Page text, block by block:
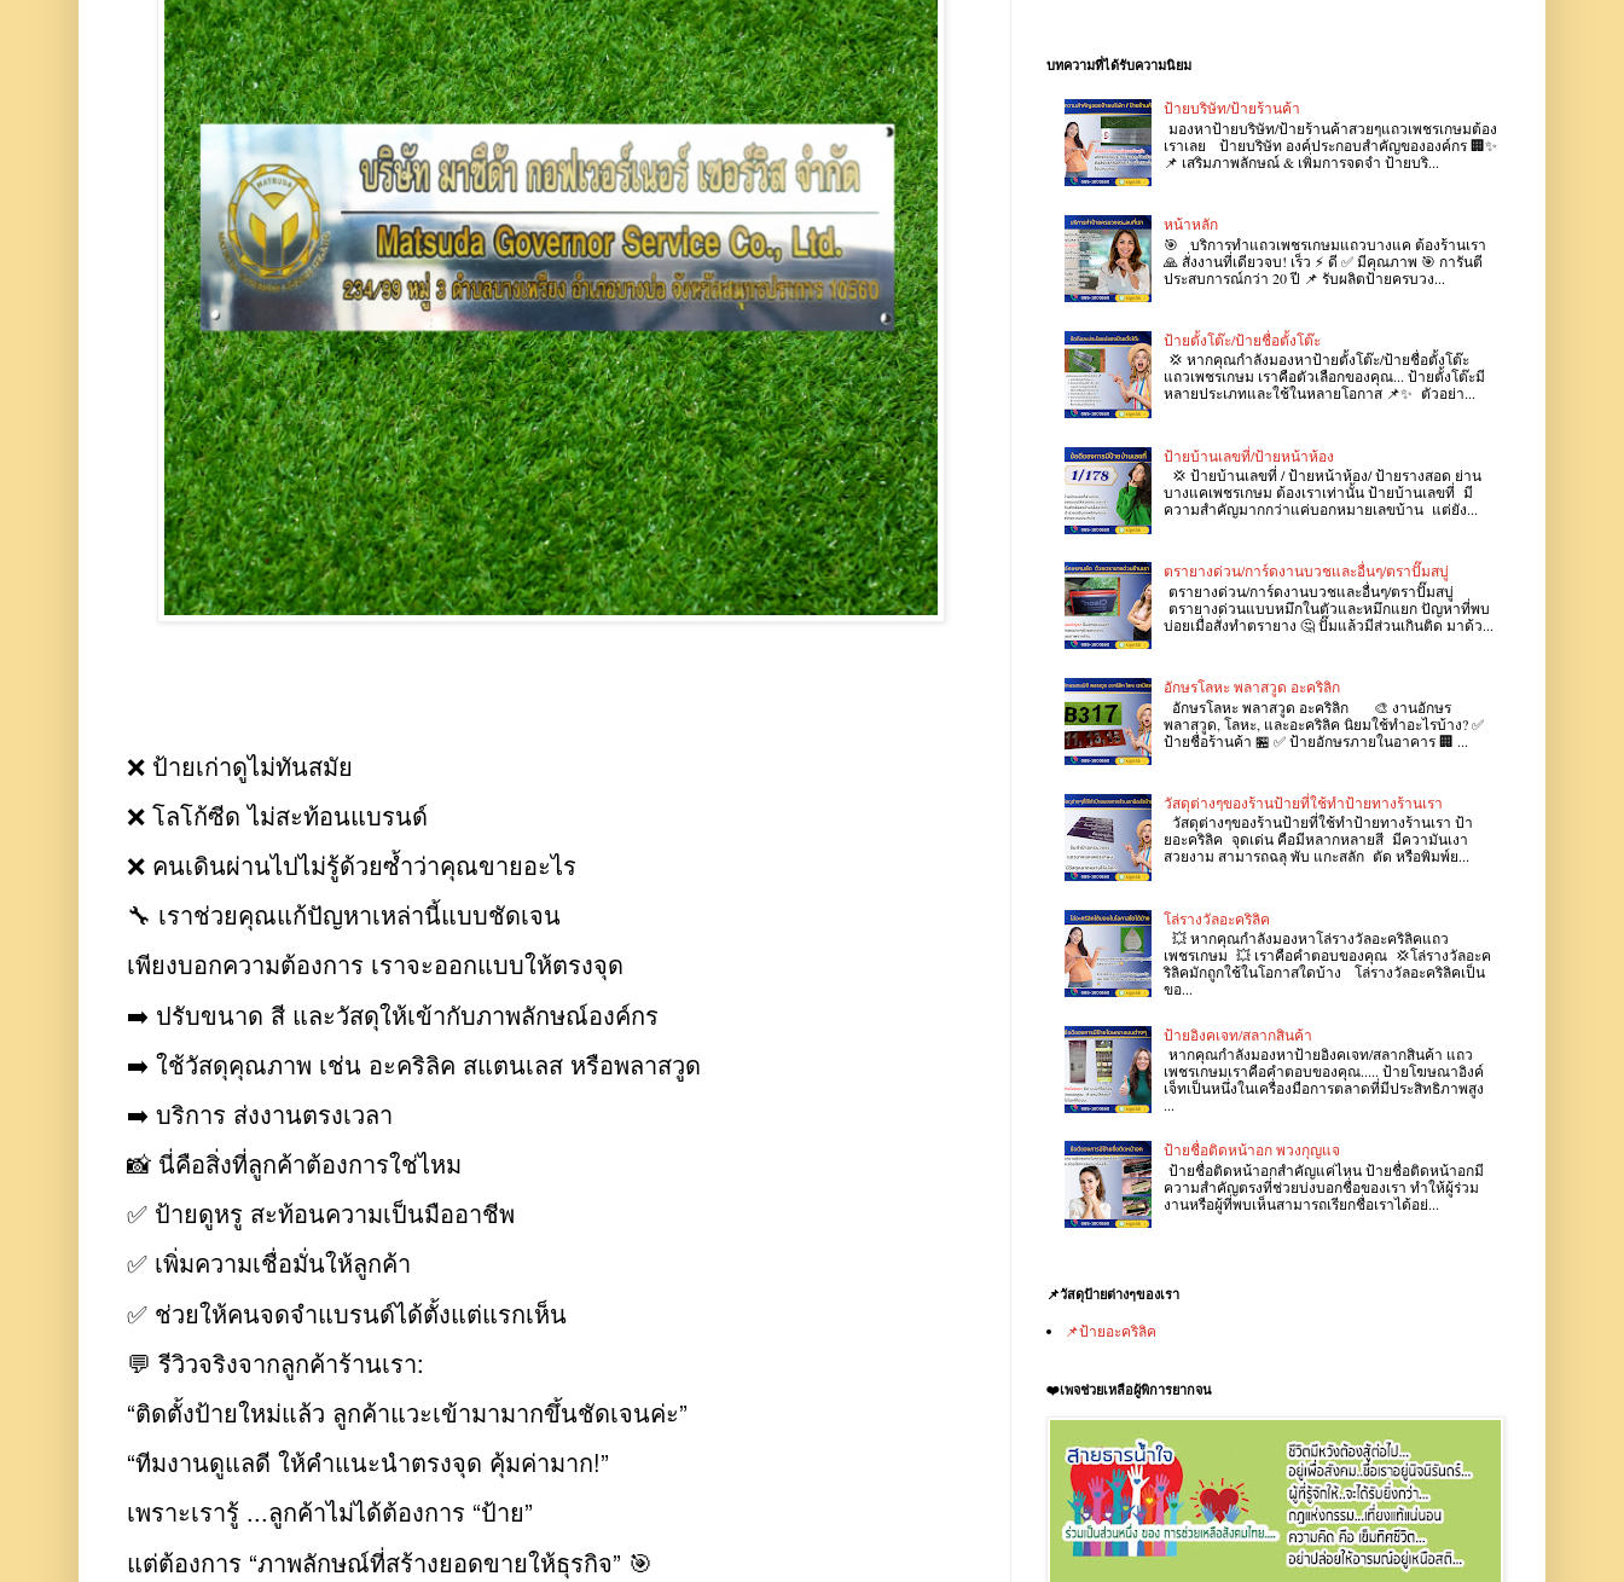
❌ ป้ายเก่าดูไม่ทันสมัย
❌ โลโก้ซีด ไม่สะท้อนแบรนด์
❌ คนเดินผ่านไปไม่รู้ด้วยซ้ำว่าคุณขายอะไร
🔧 เราช่วยคุณแก้ปัญหาเหล่านี้แบบชัดเจน
เพียงบอกความต้องการ เราจะออกแบบให้ตรงจุด
➡️ ปรับขนาด สี และวัสดุให้เข้ากับภาพลักษณ์องค์กร
➡️ ใช้วัสดุคุณภาพ เช่น อะคริลิค สแตนเลส หรือพลาสวูด
➡️ บริการ ส่งงานตรงเวลา
📸 นี่คือสิ่งที่ลูกค้าต้องการใช่ไหม
✅ ป้ายดูหรู สะท้อนความเป็นมืออาชีพ
✅ เพิ่มความเชื่อมั่นให้ลูกค้า
✅ ช่วยให้คนจดจำแบรนด์ได้ตั้งแต่แรกเห็น
💬 รีวิวจริงจากลูกค้าร้านเรา:
“ติดตั้งป้ายใหม่แล้ว ลูกค้าแวะเข้ามามากขึ้นชัดเจนค่ะ”
“ทีมงานดูแลดี ให้คำแนะนำตรงจุด คุ้มค่ามาก!”
เพราะเรารู้ ...ลูกค้าไม่ได้ต้องการ “ป้าย”
แต่ต้องการ “ภาพลักษณ์ที่สร้างยอดขายให้ธุรกิจ” 🎯
บทความที่ได้รับความนิยม
ป้ายบริษัท/ป้ายร้านค้า
มองหาป้ายบริษัท/ป้ายร้านค้าสวยๆแถวเพชรเกษมต้อง
เราเลย ป้ายบริษัท องค์ประกอบสำคัญขององค์กร 🏢✨
📌 เสริมภาพลักษณ์ & เพิ่มการจดจำ ป้ายบริ...
หน้าหลัก
🎯 บริการทำแถวเพชรเกษมแถวบางแค ต้องร้านเรา
🙏 สั่งงานที่เดียวจบ! เร็ว ⚡ ดี ✅ มีคุณภาพ 🎯 การันตี
ประสบการณ์กว่า 20 ปี 📌 รับผลิตป้ายครบวง...
ป้ายตั้งโต๊ะ/ป้ายชื่อตั้งโต๊ะ
💢 หากคุณกำลังมองหาป้ายตั้งโต๊ะ/ป้ายชื่อตั้งโต๊ะ
แถวเพชรเกษม เราคือตัวเลือกของคุณ... ป้ายตั้งโต๊ะมี
หลายประเภทและใช้ในหลายโอกาส 📌✨ ตัวอย่า...
ป้ายบ้านเลขที่/ป้ายหน้าห้อง
💢 ป้ายบ้านเลขที่ / ป้ายหน้าห้อง/ ป้ายรางสอด ย่าน
บางแคเพชรเกษม ต้องเราเท่านั้น ป้ายบ้านเลขที่ มี
ความสำคัญมากกว่าแค่บอกหมายเลขบ้าน แต่ยัง...
ตรายางด่วน/การ์ดงานบวชและอื่นๆ/ตราปั๊มสบู่
ตรายางด่วน/การ์ดงานบวชและอื่นๆ/ตราปั๊มสบู่
ตรายางด่วนแบบหมึกในตัวและหมึกแยก ปัญหาที่พบ
บ่อยเมื่อสั่งทำตรายาง 🤔 ปั๊มแล้วมีส่วนเกินติด มาด้ว...
อักษรโลหะ พลาสวูด อะคริลิก
อักษรโลหะ พลาสวูด อะคริลิก 🎨 งานอักษร
พลาสวูด, โลหะ, และอะคริลิค นิยมใช้ทำอะไรบ้าง? ✅
ป้ายชื่อร้านค้า 🏪 ✅ ป้ายอักษรภายในอาคาร 🏢 ...
วัสดุต่างๆของร้านป้ายที่ใช้ทำป้ายทางร้านเรา
วัสดุต่างๆของร้านป้ายที่ใช้ทำป้ายทางร้านเรา ป้า
ยอะคริลิค จุดเด่น คือมีหลากหลายสี มีความันเงา
สวยงาม สามารถฉลุ พับ แกะสลัก ตัด หรือพิมพ์ย...
โล่รางวัลอะคริลิค
💥 หากคุณกำลังมองหาโล่รางวัลอะคริลิคแถว
เพชรเกษม 💥 เราคือคำตอบของคุณ 💢โล่รางวัลอะค
ริลิคมักถูกใช้ในโอกาสใดบ้าง โล่รางวัลอะคริลิคเป็น
ขอ...
ป้ายอิงคเจท/สลากสินค้า
หากคุณกำลังมองหาป้ายอิงคเจท/สลากสินค้า แถว
เพชรเกษมเราคือคำตอบของคุณ..... ป้ายโฆษณาอิงค์
เจ็ทเป็นหนึ่งในเครื่องมือการตลาดที่มีประสิทธิภาพสูง
...
ป้ายชื่อติดหน้าอก พวงกุญแจ
ป้ายชื่อติดหน้าอกสำคัญแค่ไหน ป้ายชื่อติดหน้าอกมี
ความสำคัญตรงที่ช่วยบ่งบอกชื่อของเรา ทำให้ผู้ร่วม
งานหรือผู้ที่พบเห็นสามารถเรียกชื่อเราได้อย่...
📌วัสดุป้ายต่างๆของเรา
📌ป้ายอะคริลิค
❤️เพจช่วยเหลือผู้พิการยากจน